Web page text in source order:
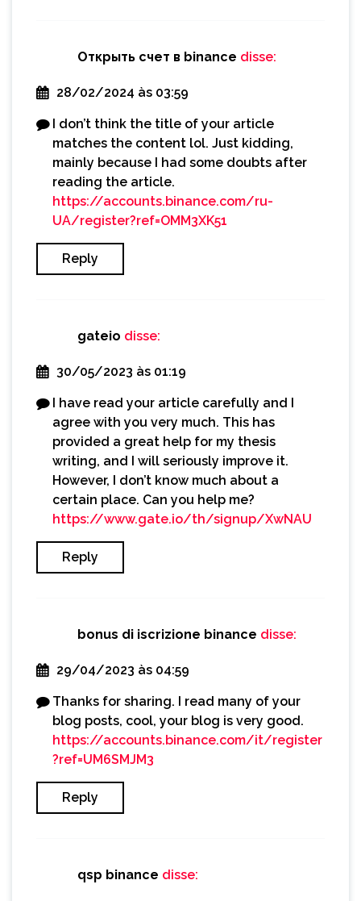
Открыть счет в binance disse:
28/02/2024 às 03:59
I don’t think the title of your article
matches the content lol. Just kidding,
mainly because I had some doubts after
reading the article.
https://accounts.binance.com/ru-
UA/register?ref=OMM3XK51
Reply
gateio disse:
30/05/2023 às 01:19
I have read your article carefully and I
agree with you very much. This has
provided a great help for my thesis
writing, and I will seriously improve it.
However, I don’t know much about a
certain place. Can you help me?
https://www.gate.io/th/signup/XwNAU
Reply
bonus di iscrizione binance disse:
29/04/2023 às 04:59
Thanks for sharing. I read many of your
blog posts, cool, your blog is very good.
https://accounts.binance.com/it/register
?ref=UM6SMJM3
Reply
qsp binance disse: